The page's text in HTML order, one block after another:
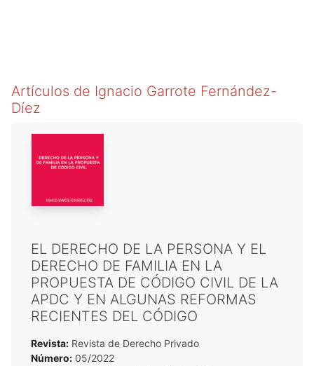
Artículos de Ignacio Garrote Fernández-
Díez
EL DERECHO DE LA PERSONA Y EL
DERECHO DE FAMILIA EN LA
PROPUESTA DE CÓDIGO CIVIL DE LA
APDC Y EN ALGUNAS REFORMAS
RECIENTES DEL CÓDIGO
Revista: Revista de Derecho Privado
Número: 05/2022